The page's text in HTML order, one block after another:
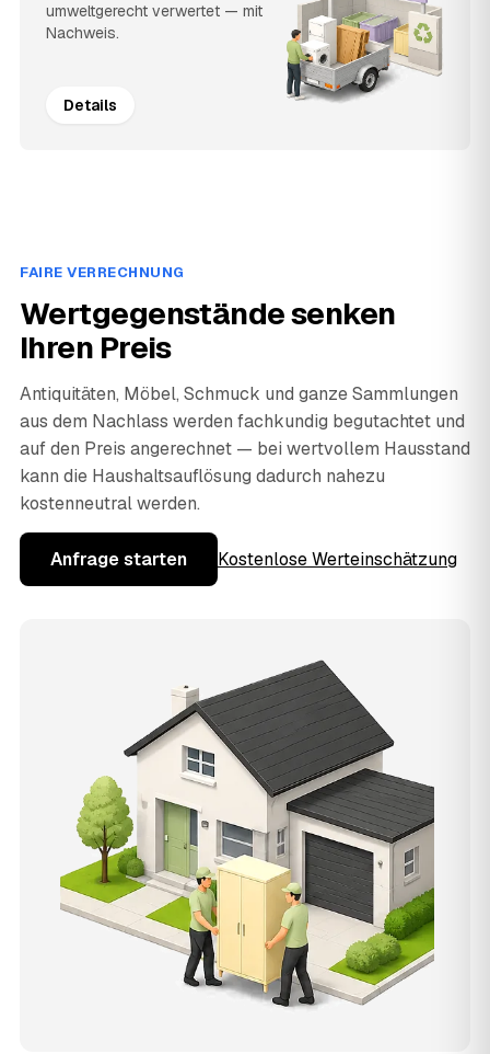
umweltgerecht verwertet — mit
Nachweis.
Details
FAIRE VERRECHNUNG
Wertgegenstände senken
Ihren Preis
Antiquitäten, Möbel, Schmuck und ganze Sammlungen
aus dem Nachlass werden fachkundig begutachtet und
auf den Preis angerechnet — bei wertvollem Hausstand
kann die Haushaltsauflösung dadurch nahezu
kostenneutral werden.
Anfrage starten Kostenlose Werteinschätzung